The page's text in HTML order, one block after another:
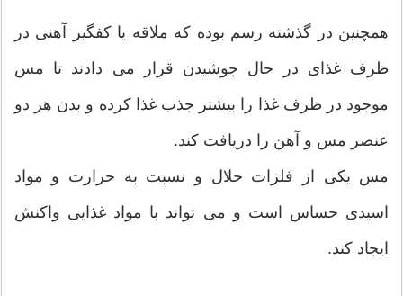
همچنین در گذشته رسم بوده که ملاقه یا کفگیر آهنی در
ظرف غذای در حال جوشیدن قرار می دادند تا مس
موجود در ظرف غذا را بیشتر جذب غذا کرده و بدن هر دو
عنصر مس و آهن را دریافت کند.
مس یکی از فلزات حلال و نسبت به حرارت و مواد
اسیدی حساس است و می تواند با مواد غذایی واکنش
ایجاد کند.